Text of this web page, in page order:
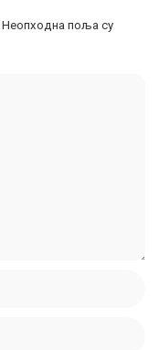
Неопходна поља су